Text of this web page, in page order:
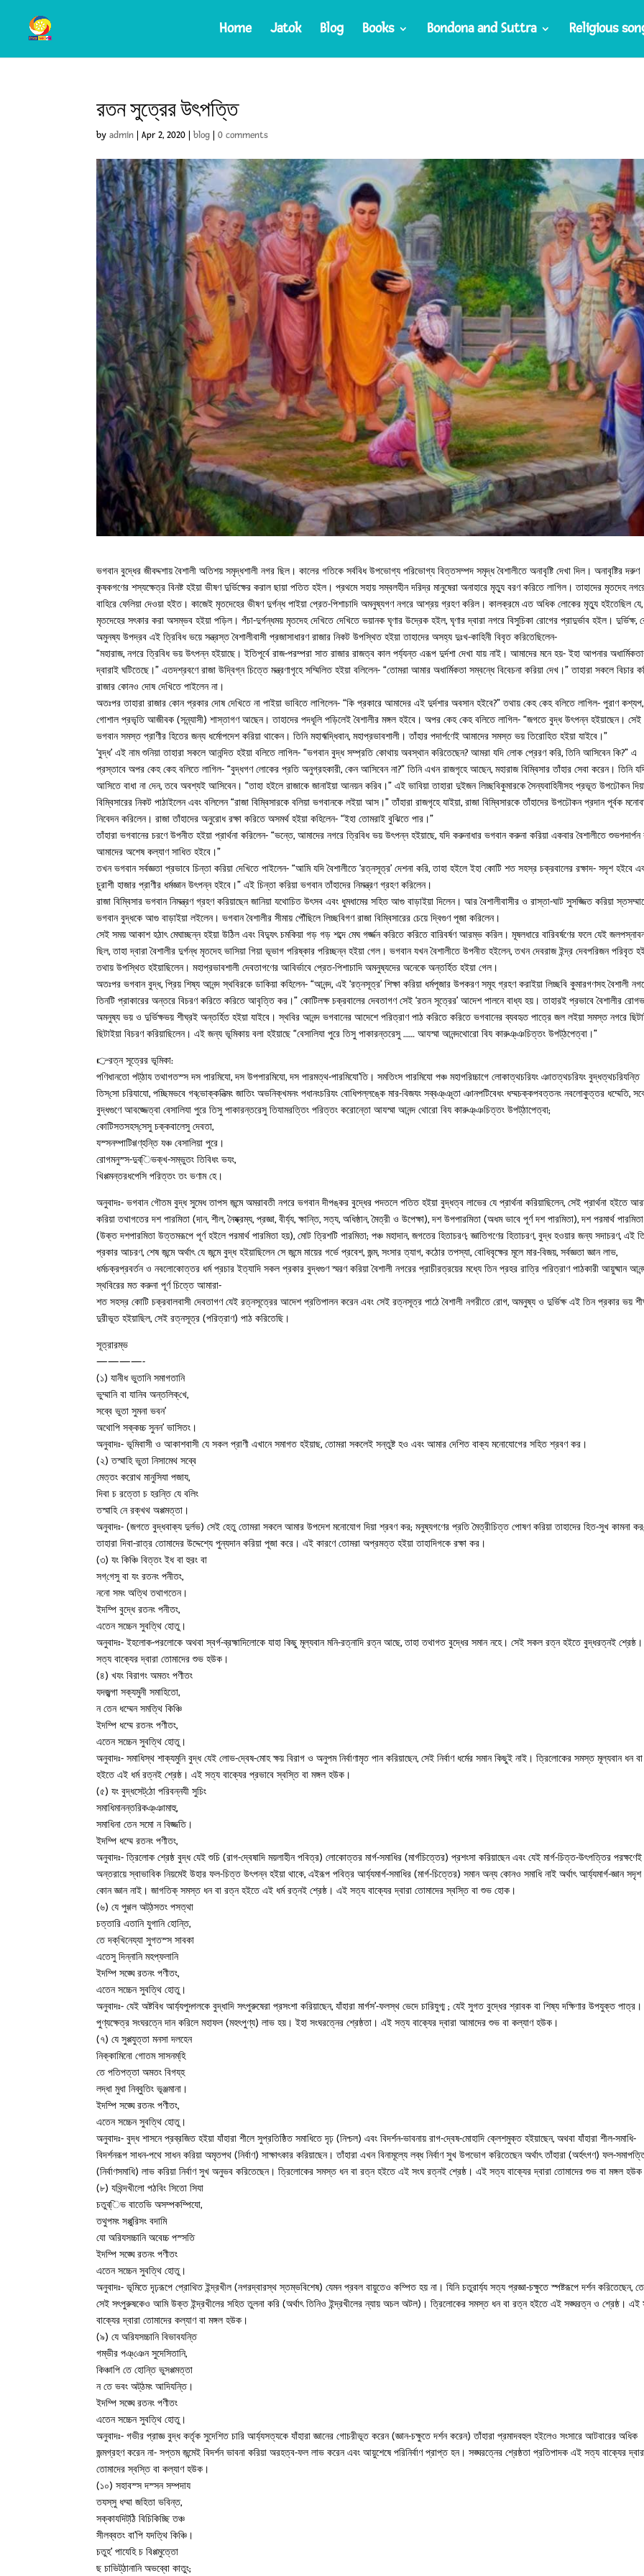
Home Jatok Blog Books Bondona and Suttra Religious
রতন সুত্রের উৎপত্তি
byadmin |Apr 2, 2020 |blog |0 comments
ভগবান বুদ্ধের জীবদ্দশায় বৈশালী অতিশয় সমৃদ্ধশালী নগর ছিল। কালের গতিকে সর্ববিধ উপভোগ্য পরিভোগ্য বিত্তসম্পদ সমৃদ্ধ বৈশালীতে অনাবৃষ্টি দেখা দিল। অনাবৃষ্টির দরুণ
কৃষকগণের শস্যক্ষেত্র বিনষ্ট হইয়া ভীষণ দুর্ভিক্ষের করাল ছায়া পতিত হইল। প্রথমে সহায় সম্বলহীন দরিদ্র মানুষেরা অনাহারে মৃত্যু বরণ করিতে লাগিল। তাহাদের মৃতদেহ
বাহিরে ফেলিয়া দেওয়া হইত। কাজেই মৃতদেহের ভীষণ দুর্গন্ধ পাইয়া প্রেত-পিশাচাদি অমনুষ্যগণ নগরে আশ্রয় গ্রহণ করিল। কালক্রমে এত অধিক লোকের মৃত্যু হইতেছিল যে,
মৃতদেহের সৎকার করা অসম্ভব হইয়া পড়িল। পঁচা-দুর্গন্ধময় মৃতদেহ দেখিতে দেখিতে ভয়ানক ঘৃণার উদ্রেক হইল, ঘৃণার দ্বারা নগরে বিসুচিকা রোগের প্রাদুর্ভাব হইল। দুর্ভিক্ষ,
অমুনষ্য উপদ্রব এই ত্রিবিধ ভয়ে সন্ত্রস্ত বৈশালীবাসী প্রজাসাধারণ রাজার নিকট উপস্থিত হইয়া তাহাদের অসহ্য দুঃখ-কাহিনী বিবৃত করিতেছিলেন-
“মহারাজ, নগরে ত্রিবিধ ভয় উৎপন্ন হইয়াছে। ইতিপূর্বে রাজ-পরম্পরা সাত রাজার রাজত্ব কাল পর্য্যন্ত এরূপ দুর্দশা দেখা যায় নাই। আমাদের মনে হয়- ইহা আপনার
দ্বারাই ঘটিতেছে।” এতদশ্রবণে রাজা উদ্বিগ্ন চিত্তে মন্ত্রণাগৃহে সম্মিলিত হইয়া বলিলেন- “তোমরা আমার অধার্মিকতা সম্বন্ধে বিবেচনা করিয়া দেখ।” তাহারা সকলে বিচার
রাজার কোনও দোষ দেখিতে পাইলেন না।
অতঃপর তাহারা রাজার কোন প্রকার দোষ দেখিতে না পাইয়া ভাবিতে লাগিলেন- “কি প্রকারে আমাদের এই দুর্দশার অবসান হইবে?” তথায় কেহ কেহ বলিতে লাগিল- পুরাণ কশ্যপ,
গোশাল প্রভৃতি আজীবক (সন্ন্যাসী) শাস্তাগণ আছেন। তাহাদের পদধূলি পড়িলেই বৈশালীর মঙ্গল হইবে। অপর কেহ কেহ বলিতে লাগিল- “জগতে বুদ্ধ উৎপন্ন হইয়াছেন। সেই
ভগবান সমস্ত প্রাণীর হিতের জন্য ধর্মোপদেশ করিয়া থাকেন। তিনি মহাঋদ্ধিবান, মহাপ্রভাবশালী। তাঁহার পদার্পণেই আমাদের সমস্ত ভয় তিরোহিত হইয়া যাইবে।”
‘বুদ্ধ’ এই নাম শুনিয়া তাহারা সকলে আনন্দিত হইয়া বলিতে লাগিল- “ভগবান বুদ্ধ সম্প্রতি কোথায় অবস্থান করিতেছেন? আমরা যদি লোক প্রেরণ করি, তিনি আসিবেন কি?” এ
প্রস্তাবে অপর কেহ কেহ বলিতে লাগিল- “বুদ্ধগণ লোকের প্রতি অনুগ্রহকারী, কেন আসিবেন না?” তিনি এখন রাজগৃহে আছেন, মহারাজ বিম্বিসার তাঁহার সেবা করেন। তিনি
আসিতে বাধা না দেন, তবে অবশ্যই আসিবেন। “তাহা হইলে রাজাকে জানাইয়া আনয়ন করিব।” এই ভাবিয়া তাহারা দুইজন লিচ্ছবিকুমারকে সৈন্যবাহিনীসহ প্রভূত উপঢৌকন
বিম্বিসারের নিকট পাঠাইলেন এবং বলিলেন “রাজা বিম্বিসারকে বলিয়া ভগবানকে লইয়া আস।” তাঁহারা রাজগৃহে যাইয়া, রাজা বিম্বিসারকে তাঁহাদের উপঢৌকন প্রদান পূর্বক
নিবেদন করিলেন। রাজা তাঁহাদের অনুরোধ রক্ষা করিতে অসমর্থ হইয়া কহিলেন- “ইহা তোমরাই বুঝিতে পার।”
তাঁহারা ভগবানের চরণে উপনীত হইয়া প্রার্থনা করিলেন- “ভন্তে, আমাদের নগরে ত্রিবিধ ভয় উৎপন্ন হইয়াছে, যদি করুনাধার ভগবান করুনা করিয়া একবার বৈশালীতে শুভপদার্পন
আমাদের অশেষ কল্যাণ সাধিত হইবে।”
তখন ভগবান সর্বজ্ঞতা প্রভাবে চিন্তা করিয়া দেখিতে পাইলেন- “আমি যদি বৈশালীতে ‘রত্নসূত্র’ দেশনা করি, তাহা হইলে ইহা কোটি শত সহস্র চক্রবালের রক্ষাদ- সদৃশ হইবে
চুরাশী হাজার প্রাণীর ধর্মজ্ঞান উৎপন্ন হইবে।” এই চিন্তা করিয়া ভগবান তাঁহাদের নিমন্ত্রণ গ্রহণ করিলেন।
রাজা বিম্বিসার ভগবান নিমন্ত্রণ গ্রহণ করিয়াছেন জানিয়া যথোচিত উৎসব এবং ধুমধামের সহিত আগু বাড়াইয়া দিলেন। আর বৈশালীবাসীর ও রাস্তা-ঘাট সুসজ্জিত করিয়া
ভগবান বুদ্ধকে আগু বাড়াইয়া লইলেন। ভগবান বৈশালীর সীমায় পৌঁছিলে লিচ্ছবিগণ রাজা বিম্বিসারের চেয়ে দ্বিগুণ পূজা করিলেন।
সেই সময় আকাশ হঠাৎ মেঘাচ্ছন্ন হইয়া উঠিল এবং বিদ্যুৎ চমকিয়া গড় গড় শব্দে মেঘ গর্জ্জন করিতে করিতে বারিবর্ষণ আরম্ভ করিল। মূষলধারে বারিবর্ষণের ফলে যেই
ছিল, তাহা দ্বারা বৈশালীর দুর্গন্ধ মৃতদেহ ভাসিয়া গিয়া ভূভাগ পরিষ্কার পরিচ্ছন্ন হইয়া গেল। ভগবান যখন বৈশালীতে উপনীত হইলেন, তখন দেবরাজ ইন্দ্র দেবপরিজন পরিবৃত
তথায় উপস্থিত হইয়াছিলেন। মহাপ্রভাবশালী দেবতাগণের আবির্ভাবে প্রেত-পিশাচাদি অমনুষ্যদের অনেকে অন্তর্হিত হইয়া গেল।
অতঃপর ভগবান বুদ্ধ, প্রিয় শিষ্য আনন্দ স্থবিরকে ডাকিয়া কহিলেন- “আনন্দ, এই ‘রত্নসূত্র’ শিক্ষা করিয়া ধর্মপূজার উপকরণ সমূহ গ্রহণ করাইয়া লিচ্ছবি কুমারগণসহ বৈশালী
তিনটি প্রাকারের অন্তরে বিচরণ করিতে করিতে আবৃত্তি কর।” কোটিলক্ষ চক্রবালের দেবতাগণ সেই ‘রতন সূত্রের’ আদেশ পালনে বাধ্য হয়। তাহারই প্রভাবে বৈশালীর
অমনুষ্য ভয় ও দুর্ভিক্ষভয় শীঘ্রই অন্তর্হিত হইয়া যাইবে। স্থবির আনন্দ ভগবানের আদেশে পরিত্রাণ পাঠ করিতে করিতে ভগবানের ব্যবহৃত পাত্রে জল লইয়া সমস্ত নগরে
ছিটাইয়া বিচরণ করিয়াছিলেন। এই জন্য ভূমিকায় বলা হইয়াছে “বেসালিযা পুরে তিসু পাকারন্তরেসু …… আযস্মা আনন্দথোরো বিয কারুঞ্‌ঞচিত্তং উপট্‌ঠপেত্বা।”
👉রত্ন সূত্রের ভূমিকা:
পণিধানতো পট্‌ঠায তথাগতস্স দস পারমিযো, দস উপপারমিযো, দস পারমত্থ-পারমিযো’তি। সমতিংস পারমিযো পঞ্চ মহাপরিচ্চাগে লোকাত্থচরিযং ঞাতত্থচরিযং বুদ্ধত্থচরিযন্তি
তিস্‌সো চরিযাযো, পচ্ছিমভবে গব্‌ভোক্কনিত্মং জাতিং অভনিক্‌খমনং পধানংচরিযং বোধিপল্লঙ্কে মার-বিজযং সব্বঞ্‌ঞূতা ঞানপটিবেধং ধম্মচক্কপবত্তনং নবলোকুত্তর ধম্মেতি,
বুদ্ধগুণে আবজ্জেত্বা বেসালিযা পুরে তিসু পাকারন্তরেসু তিযামরত্তিং পরিত্তং করোন্তো আযস্মা আনন্দ থোরো বিয কারুঞ্‌ঞচিত্তং উপট্‌ঠাপেত্বা;
কোটিসতসহস্‌সেসু চক্কবালেসু দেবতা,
যস্সনম্পাটিগ্গণ্‌হন্তি যঞ্চ বেসালিয়া পুরে।
রোগমনুস্স-দুব্‌িভক্‌খ-সম্ভুতং তিবিধং ভযং,
খিপ্পমন্তরধপেসি পরিত্তং তং ভণাম হে।
অনুবাদঃ- ভগবান গৌতম বুদ্ধ সুমেধ তাপস জন্মে অমরাবতী নগরে ভগবান দীপঙ্কর বুদ্ধের পদতলে পতিত হইয়া বুদ্ধত্ব লাভের যে প্রার্থনা করিয়াছিলেন, সেই প্রার্থনা হইতে
করিয়া তথাগতের দশ পারমিতা (দান, শীল, নৈষ্ক্রম্য, প্রজ্ঞা, বীর্য্য, ক্ষান্তি, সত্য, অধিষ্ঠান, মৈত্রী ও উপেক্ষা), দশ উপপারমিতা (অধম ভাবে পূর্ণ দশ পারমিতা), দশ পরমার্থ পারমিতা
(উক্ত দশপারমিতা উত্তমরূপে পূর্ণ হইলে পরমার্থ পারমিতা হয়), মোট ত্রিশটি পারমিতা; পঞ্চ মহাদান, জগতের হিতাচরণ; জ্ঞাতিগণের হিতাচরণ, বুদ্ধ হওয়ার জন্য সদাচরণ, এই
প্রকার আচরণ, শেষ জন্মে অর্থাৎ যে জন্মে বুদ্ধ হইয়াছিলেন সে জন্মে মায়ের গর্ভে প্রবেশ, জন্ম, সংসার ত্যাগ, কঠোর তপস্যা, বোধিবৃক্ষের মূলে মার-বিজয়, সর্বজ্ঞতা জ্ঞান লাভ,
ধর্মচক্রপ্রবর্তন ও নবলোকোত্তর ধর্ম প্রচার ইত্যাদি সকল প্রকার বুদ্ধগুণ স্মরণ করিয়া বৈশালী নগরের প্রাচীরত্রয়ের মধ্যে তিন প্রহর রাত্রি পরিত্রাণ পাঠকারী আয়ুষ্মান
স্থবিরের মত করুনা পূর্ণ চিত্তে আমারা-
শত সহস্র কোটি চক্রবালবাসী দেবতাগণ যেই রত্নসূত্রের আদেশ প্রতিপালন করেন এবং সেই রত্নসূত্র পাঠে বৈশালী নগরীতে রোগ, অমনুষ্য ও দুর্ভিক্ষ এই তিন প্রকার ভয়
দুরীভূত হইয়াছিল, সেই রত্নসূত্র (পরিত্রাণ) পাঠ করিতেছি।
সূত্রারম্ভ
————-
(১) যানীধ ভুতানি সমাগতানি
ভুম্মানি বা যানিব অন্তলিক্‌খে,
সব্বে ভুতা সুমনা ভবন’
অথোপি সক্কচ্চ সুনন’ ভাসিতং।
অনুবাদঃ- ভূমিবাসী ও আকাশবাসী যে সকল প্রাণী এখানে সমাগত হইয়াছ, তোমরা সকলেই সন্তুষ্ট হও এবং আমার দেশিত বাক্য মনোযোগের সহিত শ্রবণ কর।
(২) তস্মাহি ভুতা নিসামেথ সব্বে
মেত্তং করোথ মানুসিযা পজায,
দিবা চ রত্তো চ হরন্তি যে বলিং
তস্মাহি নে রক্‌খথ অপ্পমত্তা।
অনুবাদঃ- (জগতে বুদ্ধবাক্য দুর্লভ) সেই হেতু তোমরা সকলে আমার উপদেশ মনোযোগ দিয়া শ্রবণ কর; মনুষ্যগণের প্রতি মৈত্রীচিত্ত পোষণ করিয়া তাহাদের হিত-সুখ কামনা কর;
তাহারা দিবা-রাত্র তোমাদের উদ্দেশ্যে পুন্যদান করিয়া পূজা করে। এই কারণে তোমরা অপ্রমত্ত হইয়া তাহাদিগকে রক্ষা কর।
(৩) যং কিঞ্চি বিত্তং ইধ বা হুরং বা
সগ্‌গেসু বা যং রতনং পনীতং,
ননো সমং অত্থি তথাগতেন।
ইদম্পি বুদ্ধে রতনং পনীতং,
এতেন সচ্চেন সুবত্থি হোতু।
অনুবাদঃ- ইহলোক-পরলোকে অথবা স্বর্গ-ব্রহ্মাদিলোকে যাহা কিছু মূল্যবান মনি-রত্নাদি রত্ন আছে, তাহা তথাগত বুদ্ধের সমান নহে। সেই সকল রত্ন হইতে বুদ্ধরত্নই
সত্য বাক্যের দ্বারা তোমাদের শুভ হউক।
(৪) খযং বিরাগং অমতং পণীতং
যদজ্ঝগা সক্যমুনী সমাহিতো,
ন তেন ধম্মেন সমত্থি কিঞ্চি
ইদম্পি ধম্মে রতনং পণীতং,
এতেন সচ্চেন সুবত্থি হোতু।
অনুবাদঃ- সমাধিস্থ শাক্যমুনি বুদ্ধ যেই লোভ-দ্বেষ-মোহ ক্ষয় বিরাগ ও অনুপম নির্বাণামৃত পান করিয়াছেন, সেই নির্বাণ ধর্মের সমান কিছুই নাই। ত্রিলোকের সমস্ত মূল্যবান ধন
হইতে এই ধর্ম রত্নই শ্রেষ্ঠ। এই সত্য বাক্যের প্রভাবে স্বস্তি বা মঙ্গল হউক।
(৫) যং বুদ্ধসেট্‌ঠো পরিবন্নযী সুচিং
সমাধিমানন্তরিকঞ্‌ঞামাহু,
সমাধিনা তেন সমো ন বিজ্জতি।
ইদম্পি ধম্মে রতনং পণীতং,
অনুবাদঃ- ত্রিলোক শ্রেষ্ঠ বুদ্ধ যেই শুচি (রাগ-দ্বেষাদি ময়লাহীন পবিত্র) লোকোত্তর মার্গ-সমাধির (মার্গচিত্তের) প্রশংসা করিয়াছেন এবং যেই মার্গ-চিত্ত-উৎপত্তির পরক্ষণেই
অন্তরায়ে স্বাভাবিক নিয়মেই উহার ফল-চিত্ত উৎপন্ন হইয়া থাকে, এইরূপ পবিত্র আর্য্যমার্গ-সমাধির (মার্গ-চিত্তের) সমান অন্য কোনও সমাধি নাই অর্থাৎ আর্য্যমার্গ-জ্ঞান
কোন জ্ঞান নাই। জাগতিক্‌ সমস্ত ধন বা রত্ন হইতে এই ধর্ম রত্নই শ্রেষ্ঠ। এই সত্য বাক্যের দ্বারা তোমাদের স্বস্তি বা শুভ হোক।
(৬) যে পুগ্গল অট্‌ঠসতং পসত্থা
চত্তারি এতানি যুগানি হোন্তি,
তে দক্‌খিনেয্যা সুগতস্স সাবকা
এতেসু দিন্নানি মহপ্‌ফলানি
ইদম্পি সঙ্ঘে রতনং পণীতং,
এতেন সচ্চেন সুবত্থি হোতু।
অনুবাদঃ- যেই অষ্টবিধ আর্য্যপুদ্গলকে বুদ্ধাদি সৎপুরুষেরা প্রসংশা করিয়াছেন, যাঁহারা মার্গস’-ফলস্থ ভেদে চারিযুগ্ম ; যেই সুগত বুদ্ধের শ্রাবক বা শিষ্য দক্ষিণার উপযুক্ত
পুণ্যক্ষেত্র সংঘরত্নে দান করিলে মহাফল (মহৎপুণ্য) লাভ হয়। ইহা সংঘরত্নের শ্রেষ্ঠতা। এই সত্য বাক্যের দ্বারা আমাদের শুভ বা কল্যাণ হউক।
(৭) যে সুপ্পযুত্তা মনসা দলহেন
নিক্কামিনো গোতম সাসনম্‌হি
তে পতিপত্তা অমতং বিগয্‌হ
লদ্ধা মুধা নিব্বুতিং ভূঞ্জমানা।
ইদম্পি সঙ্ঘে রতনং পণীতং,
এতেন সচ্চেন সুবত্থি হোতু।
অনুবাদঃ- বুদ্ধ শাসনে প্রব্রজিত হইয়া যাঁহারা শীলে সুপ্রতিষ্ঠিত সমাধিতে দৃঢ় (নিশ্চল) এবং বিদর্শন-ভাবনায় রাগ-দ্বেষ-মোহাদি ক্লেশমুক্ত হইয়াছেন, অথবা যাঁহারা শীল-সমাধি-
বিদর্শনরূপ সাধন-পথে সাধন করিয়া অমৃতপথ (নির্বাণ) সাক্ষাৎকার করিয়াছেন। তাঁহারা এখন বিনামূল্যে লব্ধ নির্বাণ সুখ উপভোগ করিতেছেন অর্থাৎ তাঁহারা (অর্হৎগণ) ফল-
(নির্বাণসমাধি) লাভ করিয়া নির্বাণ সুখ অনুভব করিতেছেন। ত্রিলোকের সমস্ত ধন বা রত্ন হইতে এই সংঘ রত্নই শ্রেষ্ঠ। এই সত্য বাক্যের দ্বারা তোমাদের শুভ বা মঙ্গল
(৮) যথিন্দখীলো পঠবিং সিতো সিযা
চতুব্‌িভ বাতেভি অসম্পকম্পিযো,
তথুপমং সপ্পুরিসং বদামি
যো অরিযসচ্চানি অবেচ্চ পস্সতি
ইদম্পি সঙ্ঘে রতনং পণীতং
এতেন সচ্চেন সুবত্থি হোতু।
অনুবাদঃ- ভূমিতে দৃঢ়রূপে প্রোথিত ইন্দ্রখীল (নগরদ্বারস্থ স্তম্ভবিশেষ) যেমন প্রবল বায়ুতেও কম্পিত হয় না। যিনি চতুরার্য্য সত্য প্রজ্ঞা-চক্ষুতে স্পষ্টরূপে দর্শন করিতেছেন,
সেই সৎপুরুষকেও আমি উক্ত ইন্দ্রখীলের সহিত তুলনা করি (অর্থাৎ তিনিও ইন্দ্রখীলের ন্যায় অচল অটল)। ত্রিলোকের সমস্ত ধন বা রত্ন হইতে এই সঙ্ঘরত্ন ও শ্রেষ্ঠ। এই
বাক্যের দ্বারা তোমাদের কল্যাণ বা মঙ্গল হউক।
(৯) যে অরিযসচ্চানি বিভাবযন্তি
গম্ভীর পঞ্‌ঞেন সুদেসিতানি,
কিঞ্চাপি তে হোন্তি ভুসপ্পমত্তা
ন তে ভবং অট্‌ঠমং আদিযন্তি।
ইদম্পি সঙ্ঘে রতনং পণীতং
এতেন সচ্চেন সুবত্থি হোতু।
অনুবাদঃ- গভীর প্রাজ্ঞ বুদ্ধ কর্তৃক সুদেশিত চারি আর্য্যসত্যকে যাঁহারা জ্ঞানের গোচরীভূত করেন (জ্ঞান-চক্ষুতে দর্শন করেন) তাঁহারা প্রমাদবহুল হইলেও সংসারে আটবারের অধিক
জন্মগ্রহণ করেন না- সপ্তম জন্মেই বিদর্শন ভাবনা করিয়া অরহত্ব-ফল লাভ করেন এবং আয়ুশেষে পরিনির্বাণ প্রাপ্ত হন। সঙ্ঘরত্নের শ্রেষ্ঠতা প্রতিপাদক এই সত্য বাক্যের
তোমাদের স্বস্তি বা কল্যাণ হউক।
(১০) সহাবস্স দস্সন সম্পদায
তযস্‌সু ধম্মা জহিতা ভবিন্ত,
সক্কাযদিট্‌ঠি বিচিকিচ্ছি তঞ্চ
সীলব্বতং বা’পি যদত্থি কিঞ্চি।
চতুহ’ পাযেহি চ বিপ্পমুত্তো
ছ চাভিট্‌ঠানানি অভব্বো কাতুং;